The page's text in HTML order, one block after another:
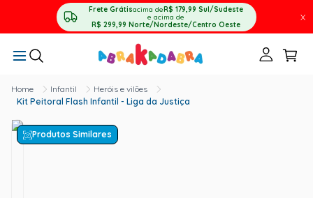
Frete Grátisacima deR$ 179,99 Sul/Sudeste
e acima de
R$ 299,99 Norte/Nordeste/Centro Oeste
X
Infantil
Heróis e vilões
Kit Peitoral Flash Infantil - Liga da Justiça
Produtos Similares